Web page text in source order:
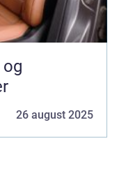
26 august 2025